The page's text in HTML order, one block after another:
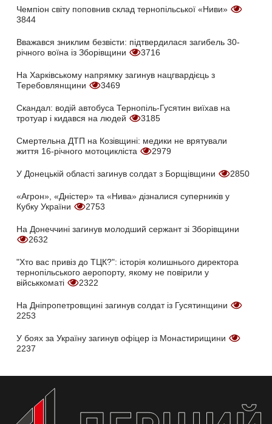
Чемпіон світу поповнив склад тернопільської «Ниви»
3844
Вважався зниклим безвісти: підтвердилася загибель 30-
річного воїна із Зборівщини
3716
На Харківському напрямку загинув нацгвардієць з
Теребовлянщини
3469
Скандал: водій автобуса Тернопіль-Гусятин виїхав на
тротуар і кидався на людей
3185
Смертельна ДТП на Козівщині: медики не врятували
життя 16-річного мотоцикліста
2979
У Донецькій області загинув солдат з Борщівщини 2850
«Агрон», «Дністер» та «Нива» дізналися суперників у
Кубку України
2753
На Донеччині загинув молодший сержант зі Зборівщини
2632
"Хто вас привіз до ТЦК?": історія колишнього директора
тернопільського аеропорту, якому не повірили у
військкоматі
2322
На Дніпропетровщині загинув солдат із Гусятинщини
2253
У боях за Україну загинув офіцер із Монастирищини
2237